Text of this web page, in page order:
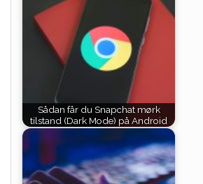
Sådan får du Snapchat mørk
tilstand (Dark Mode) på Android